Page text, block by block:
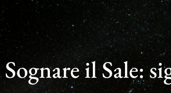
Sognare il Sale: